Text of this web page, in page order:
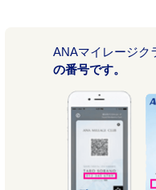
ANAマイレージク
の番号です。